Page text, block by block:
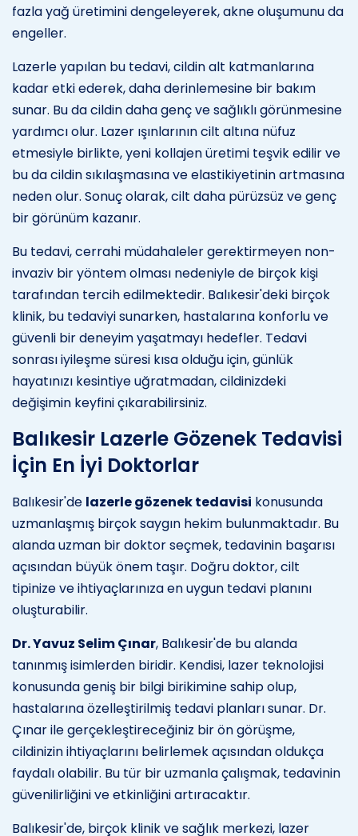
fazla yağ üretimini dengeleyerek, akne oluşumunu da
engeller.
Lazerle yapılan bu tedavi, cildin alt katmanlarına
kadar etki ederek, daha derinlemesine bir bakım
sunar. Bu da cildin daha genç ve sağlıklı görünmesine
yardımcı olur. Lazer ışınlarının cilt altına nüfuz
etmesiyle birlikte, yeni kollajen üretimi teşvik edilir ve
bu da cildin sıkılaşmasına ve elastikiyetinin artmasına
neden olur. Sonuç olarak, cilt daha pürüzsüz ve genç
bir görünüm kazanır.
Bu tedavi, cerrahi müdahaleler gerektirmeyen non-
invaziv bir yöntem olması nedeniyle de birçok kişi
tarafından tercih edilmektedir. Balıkesir'deki birçok
klinik, bu tedaviyi sunarken, hastalarına konforlu ve
güvenli bir deneyim yaşatmayı hedefler. Tedavi
sonrası iyileşme süresi kısa olduğu için, günlük
hayatınızı kesintiye uğratmadan, cildinizdeki
değişimin keyfini çıkarabilirsiniz.
Balıkesir Lazerle Gözenek Tedavisi
İçin En İyi Doktorlar
Balıkesir'de lazerle gözenek tedavisi konusunda
uzmanlaşmış birçok saygın hekim bulunmaktadır. Bu
alanda uzman bir doktor seçmek, tedavinin başarısı
açısından büyük önem taşır. Doğru doktor, cilt
tipinize ve ihtiyaçlarınıza en uygun tedavi planını
oluşturabilir.
Dr. Yavuz Selim Çınar, Balıkesir'de bu alanda
tanınmış isimlerden biridir. Kendisi, lazer teknolojisi
konusunda geniş bir bilgi birikimine sahip olup,
hastalarına özelleştirilmiş tedavi planları sunar. Dr.
Çınar ile gerçekleştireceğiniz bir ön görüşme,
cildinizin ihtiyaçlarını belirlemek açısından oldukça
faydalı olabilir. Bu tür bir uzmanla çalışmak, tedavinin
güvenilirliğini ve etkinliğini artıracaktır.
Balıkesir'de, birçok klinik ve sağlık merkezi, lazer